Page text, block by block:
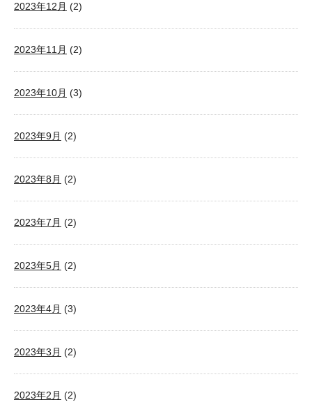
2023年12月 (2)
2023年11月 (2)
2023年10月 (3)
2023年9月 (2)
2023年8月 (2)
2023年7月 (2)
2023年5月 (2)
2023年4月 (3)
2023年3月 (2)
2023年2月 (2)